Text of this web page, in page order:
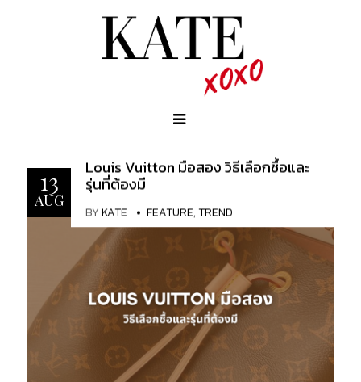
13
AUG
Louis Vuitton มือสอง วิธีเลือกซื้อและ
รุ่นที่ต้องมี
BYKATE FEATURE, TREND